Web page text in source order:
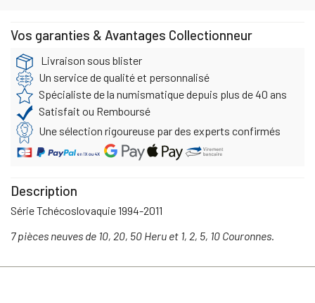
Vos garanties & Avantages Collectionneur
Livraison sous blister
Un service de qualité et personnalisé
Spécialiste de la numismatique depuis plus de 40 ans
Satisfait ou Remboursé
Une sélection rigoureuse par des experts confirmés
Description
Série Tchécoslovaquie 1994-2011
7 pièces neuves de 10, 20, 50 Heru et 1, 2, 5, 10 Couronnes.